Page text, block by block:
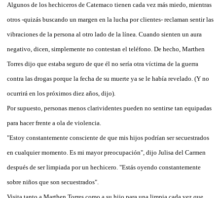
Algunos de los hechiceros de Catemaco tienen cada vez más miedo, mientras
otros -quizás buscando un margen en la lucha por clientes- reclaman sentir las
vibraciones de la persona al otro lado de la línea. Cuando sienten un aura
negativo, dicen, simplemente no contestan el teléfono. De hecho, Marthen
Torres dijo que estaba seguro de que él no sería otra víctima de la guerra
contra las drogas porque la fecha de su muerte ya se le había revelado. (Y no
ocurrirá en los próximos diez años, dijo).
Por supuesto, personas menos clarividentes pueden no sentirse tan equipadas
para hacer frente a ola de violencia.
"Estoy constantemente consciente de que mis hijos podrían ser secuestrados
en cualquier momento. Es mi mayor preocupación", dijo Julisa del Carmen
después de ser limpiada por un hechicero. "Estás oyendo constantemente
sobre niños que son secuestrados".